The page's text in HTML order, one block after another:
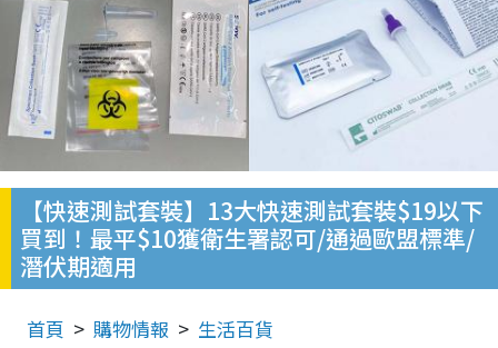
【快速測試套裝】13大快速測試套裝$19以下
買到！最平$10獲衛生署認可/通過歐盟標準/
潛伏期適用
首頁 購物情報 生活百貨